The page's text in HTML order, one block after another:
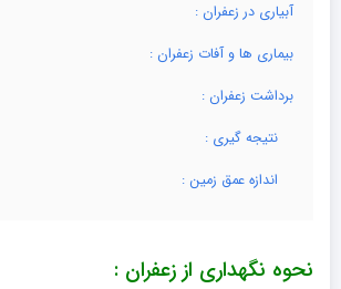
آبیاری در زعفران :
بیماری ها و آفات زعفران :
برداشت زعفران :
نتیجه گیری :
اندازه عمق زمین :
نحوه نگهداری از زعفران :